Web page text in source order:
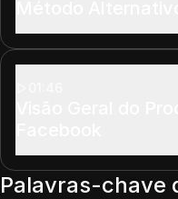
Palavras-chave